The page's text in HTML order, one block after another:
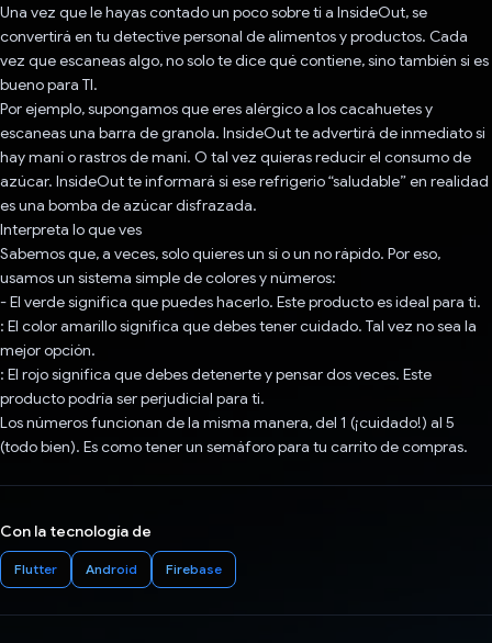
Una vez que le hayas contado un poco sobre ti a InsideOut, se
convertirá en tu detective personal de alimentos y productos. Cada
vez que escaneas algo, no solo te dice qué contiene, sino también si es
bueno para TI.
Por ejemplo, supongamos que eres alérgico a los cacahuetes y
escaneas una barra de granola. InsideOut te advertirá de inmediato si
hay maní o rastros de maní. O tal vez quieras reducir el consumo de
azúcar. InsideOut te informará si ese refrigerio “saludable” en realidad
es una bomba de azúcar disfrazada.
Interpreta lo que ves
Sabemos que, a veces, solo quieres un sí o un no rápido. Por eso,
usamos un sistema simple de colores y números:
- El verde significa que puedes hacerlo. Este producto es ideal para ti.
: El color amarillo significa que debes tener cuidado. Tal vez no sea la
mejor opción.
: El rojo significa que debes detenerte y pensar dos veces. Este
producto podría ser perjudicial para ti.
Los números funcionan de la misma manera, del 1 (¡cuidado!) al 5
(todo bien). Es como tener un semáforo para tu carrito de compras.
Con la tecnología de
Flutter Android Firebase